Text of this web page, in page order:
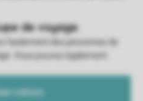
facilement des personnes de
Vous pouvez également